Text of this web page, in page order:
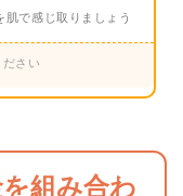
で感じ取りましょう
さい
組み合わ